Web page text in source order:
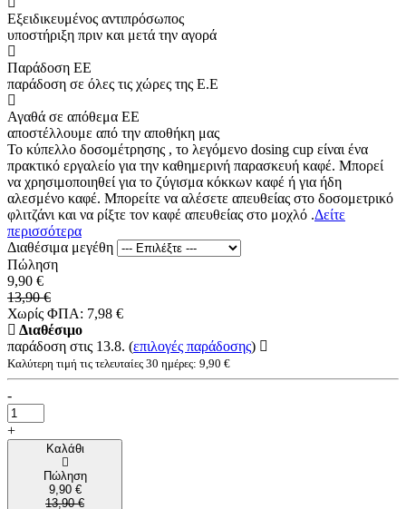
Εξειδικευμένος αντιπρόσωπος
υποστήριξη πριν και μετά την αγορά
Παράδοση ΕΕ
παράδοση σε όλες τις χώρες της Ε.Ε
Αγαθά σε απόθεμα ΕΕ
αποστέλλουμε από την αποθήκη μας
Το κύπελλο δοσομέτρησης , το λεγόμενο dosing cup είναι ένα
πρακτικό εργαλείο για την καθημερινή παρασκευή καφέ. Μπορεί
να χρησιμοποιηθεί για το ζύγισμα κόκκων καφέ ή για ήδη
αλεσμένο καφέ. Μπορείτε να αλέσετε απευθείας στο δοσομετρικό
φλιτζάνι και να ρίξτε τον καφέ απευθείας στο μοχλό .Δείτε
περισσότερα
Διαθέσιμα μεγέθη
Πώληση
9,90 €
13,90 €
Χωρίς ΦΠΑ: 7,98 €
Διαθέσιμο
παράδοση στις 13.8. (επιλογές παράδοσης)
Καλύτερη τιμή τις τελευταίες 30 ημέρες: 9,90 €
-
+
Καλάθι
Πώληση
9,90 €
13,90 €